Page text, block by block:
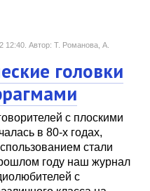
12:40. Автор: Т. Романова, А.
головки
с плоскими
в 80-х годах,
стали
году наш журнал
с